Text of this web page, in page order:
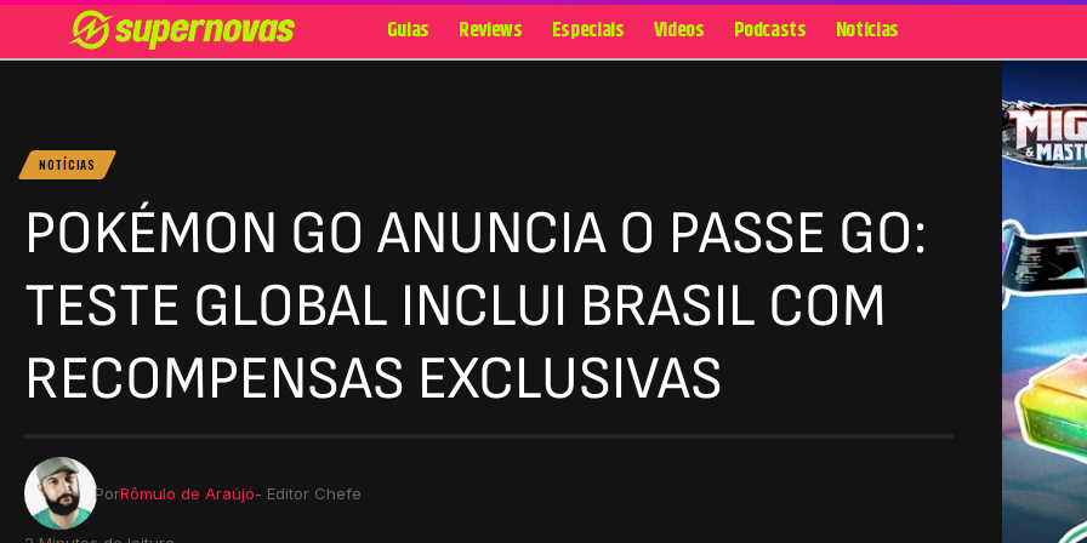
Guias Reviews Especiais Videos Podcasts Notícias
NOTÍCIAS
POKÉMON GO ANUNCIA O PASSE GO:
TESTE GLOBAL INCLUI BRASIL COM
RECOMPENSAS EXCLUSIVAS
PorRômulo de Araújo- Editor Chefe